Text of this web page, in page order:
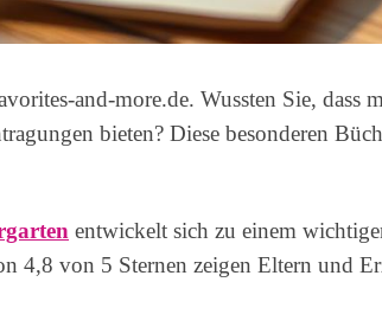
and-more.de. Wussten Sie, dass
bieten? Diese besonderen
entwickelt sich zu einem
4,8 von 5 Sternen zeigen Eltern und